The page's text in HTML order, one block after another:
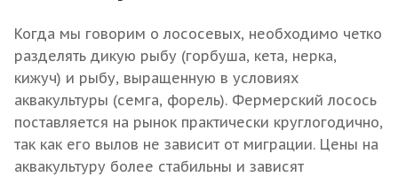
Когда мы говорим о лососевых, необходимо четко
разделять дикую рыбу (горбуша, кета, нерка,
кижуч) и рыбу, выращенную в условиях
аквакультуры (семга, форель). Фермерский лосось
поставляется на рынок практически круглогодично,
так как его вылов не зависит от миграции. Цены на
аквакультуру более стабильны и зависят